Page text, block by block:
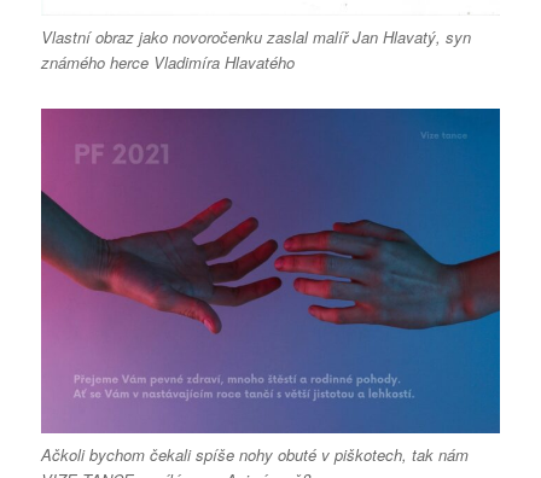
Vlastní obraz jako novoročenku zaslal malíř Jan Hlavatý, syn
známého herce Vladimíra Hlavatého
Ačkoli bychom čekali spíše nohy obuté v piškotech, tak nám